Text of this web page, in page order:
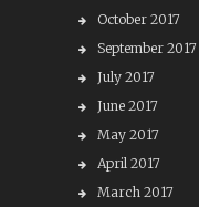
October 2017
September 2017
July 2017
June 2017
May 2017
April 2017
March 2017